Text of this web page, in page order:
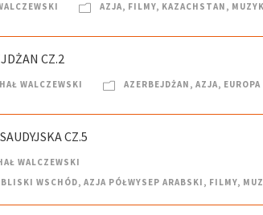
AZJA, FILMY, KAZACHSTAN ,
CZ.2
WALCZEWSKI AZERBEJDŻAN , AZJA,
CZ.5
WALCZEWSKI
WSCHÓD, AZJA PÓŁWYSEP ARABSKI , FILMY,